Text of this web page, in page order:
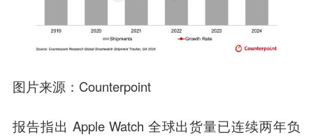
图片来源：Counterpoint
报告指出 Apple Watch 全球出货量已连续两年负